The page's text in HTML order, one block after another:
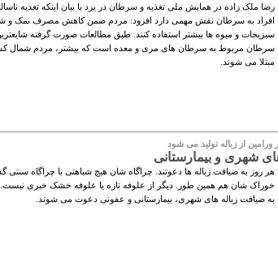
رضا ملک زاده در همایش ملی تغذیه و سرطان در یزد با بیان اینکه تغذیه
افراد به سرطان نقش مهمی دارد افزود: مردم ضمن کاهش مصرف نمک و
سبزیجات و میوه ها بیشتر استفاده کنند. طبق مطالعات صورت گرفته
سرطان مربوط به سرطان های مری و معده است که بیشتر، مردم شمال
مبتلا می شوند.
از زباله تولید می شود
شهری و بیمارستانی
هر روز به ضیافت زباله ها دعوتند. چراگاه شان هیچ شباهتی با چراگاه سنتی
خوراک شان هم همین طور. دیگر از علوفه تازه یا علوفه خشک خبری نیست.
به ضیافت زباله های شهری، بیمارستانی و عفونی دعوت می شوند.